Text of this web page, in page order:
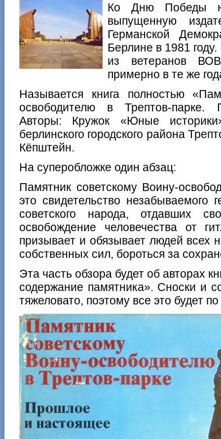
Ко Дню Победы
выпущенную
Германской
Берлине в 1981
из ветеранов
примерно в те же
Называется книга полностью
освободителю в Трептов-
Авторы: Кружок «Юные
берлинского городского района
Кёпштейн.
На суперобложке один абзац:
Памятник советскому Воину-
это свидетельство незабываемого
советского народа, отдавших
освобождение человечества от
призывает и обязывает людей всех
собственных сил, бороться за
Эта часть обзора будет об авторах
содержание памятника». Сноски и
тяжеловато, поэтому все это будет